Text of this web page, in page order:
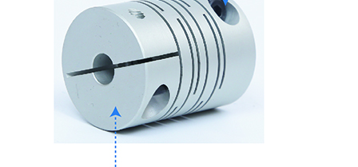
在线留言
我们的服务